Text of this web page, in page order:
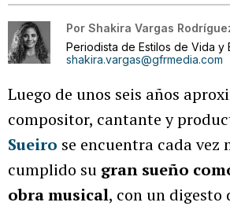
Por Shakira Vargas
Periodista de Estilos de Vida y
shakira.vargas@gfrmedia.com
Luego de unos seis años
compositor, cantante y
Sueiro se encuentra cada vez
cumplido su gran sueño
obra musical, con un digesto